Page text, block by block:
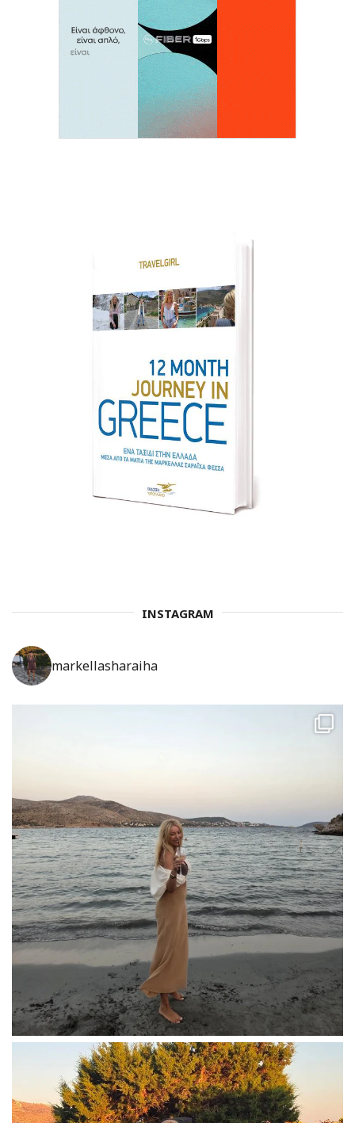
INSTAGRAM
markellasharaiha